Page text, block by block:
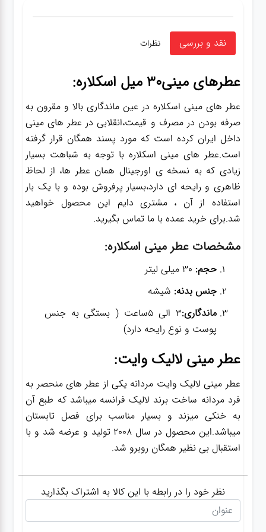
نقد و بررسی نظرات
عطرهای مینی30 میل اسکلاره:
عطر های مینی اسکلاره در عین ماندگاری بالا و مقرون به
صرفه بودن در مصرف و قیمت،انقلابی در عطر های مینی
داخل ایران کرده است که مورد پسند همگان قرار گرفته
است.عطر های مینی اسکلاره با توجه به شباهت بسیار
زیادی که به نسخه ی اورجینال همان عطر ها، از لحاظ
ظاهری و رایحه ای دارد،بسیار پرفروش بوده و با یک بار
استفاده از آن ، مشتری دایم این محصول خواهید
شد.برای خرید عمده با ما تماس بگیرید.
مشخصات عطر مینی اسکلاره:
حجم: 30 میلی لیتر
جنس بدنه: شیشه
ماندگاری:
3 الی 5ساعت ( بستگی به جنس
پوست و نوع رایحه دارد)
عطر مینی لالیک وایت:
عطر مینی لالیک وایت مردانه یکی از عطر های منحصر به
فرد مردانه ساخت برند لالیک فرانسه میباشد که طبع آن
به خنکی میزند و بسیار مناسب برای فصل تابستان
میباشد.این محصول در سال 2008 تولید و عرضه شد و با
استقبال بی نظیر همگان روبرو شد.
نظر خود را در رابطه با این کالا به اشتراک بگذارید